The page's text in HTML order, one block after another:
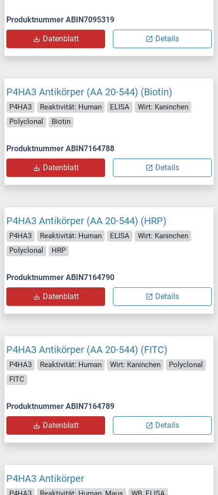
Produktnummer ABIN7095319
Datenblatt Details
P4HA3 Antikörper (AA 20-544) (Biotin)
P4HA3 Reaktivität: Human ELISA
Wirt: Kaninchen
Polyclonal
Biotin
Produktnummer ABIN7164788
Datenblatt Details
P4HA3 Antikörper (AA 20-544) (HRP)
P4HA3 Reaktivität: Human ELISA
Wirt: Kaninchen
Polyclonal
HRP
Produktnummer ABIN7164790
Datenblatt Details
P4HA3 Antikörper (AA 20-544) (FITC)
P4HA3 Reaktivität: Human Wirt: Kaninchen
Polyclonal
FITC
Produktnummer ABIN7164789
Datenblatt Details
P4HA3 Antikörper